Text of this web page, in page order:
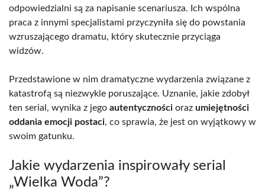
odpowiedzialni są za napisanie scenariusza. Ich wspólna
praca z innymi specjalistami przyczyniła się do powstania
wzruszającego dramatu, który skutecznie przyciąga
widzów.
Przedstawione w nim dramatyczne wydarzenia związane z
katastrofą są niezwykle poruszające. Uznanie, jakie zdobył
ten serial, wynika z jego autentyczności oraz umiejętności
oddania emocji postaci, co sprawia, że jest on wyjątkowy w
swoim gatunku.
Jakie wydarzenia inspirowały serial
„Wielka Woda”?